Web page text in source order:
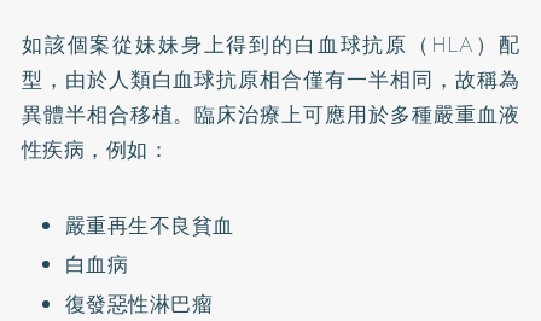
如該個案從妹妹身上得到的白血球抗原（HLA）配
型，由於人類白血球抗原相合僅有一半相同，故稱為
異體半相合移植。臨床治療上可應用於多種嚴重血液
性疾病，例如：
嚴重再生不良貧血
白血病
復發惡性淋巴瘤